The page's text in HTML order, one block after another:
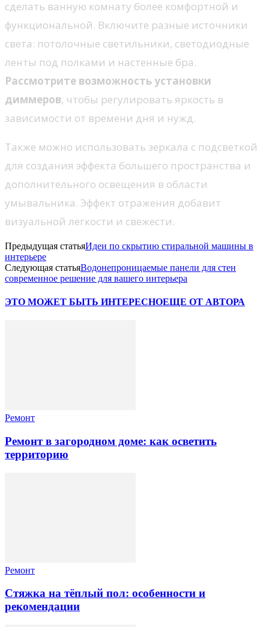
сделать ванную комнату более комфортной и
функциональной. Включите разные источники
света: потолочные светильники, светодиодные
ленты под полками и настенные бра.
Рассмотрите возможность установки
диммеров, чтобы регулировать яркость в
зависимости от времени дня и нужд.
Также можно использовать зеркала с подсветкой
для создания эффекта большего пространства и
дополнительного освещения в области
умывальника. Эффект отражения добавит
визуальной легкости и свежести.
Предыдущая статьяИдеи по скрытию стиральной машины в
интерьере
Следующая статьяВодонепроницаемые панели для стен
современное решение для вашего интерьера
ЭТО МОЖЕТ БЫТЬ ИНТЕРЕСНОЕЩЕ ОТ АВТОРА
Ремонт
Ремонт в загородном доме: как осветить
территорию
Ремонт
Стяжка на тёплый пол: особенности и
рекомендации